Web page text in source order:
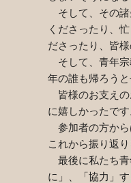
そして、その諸
くださったり、
ださったり、皆
そして、青年宗
年の誰も帰ろう
皆様のお支えの
に嬉しかったで
参加者の方から
これから振り返
最後に私たち青
に」、「協力」